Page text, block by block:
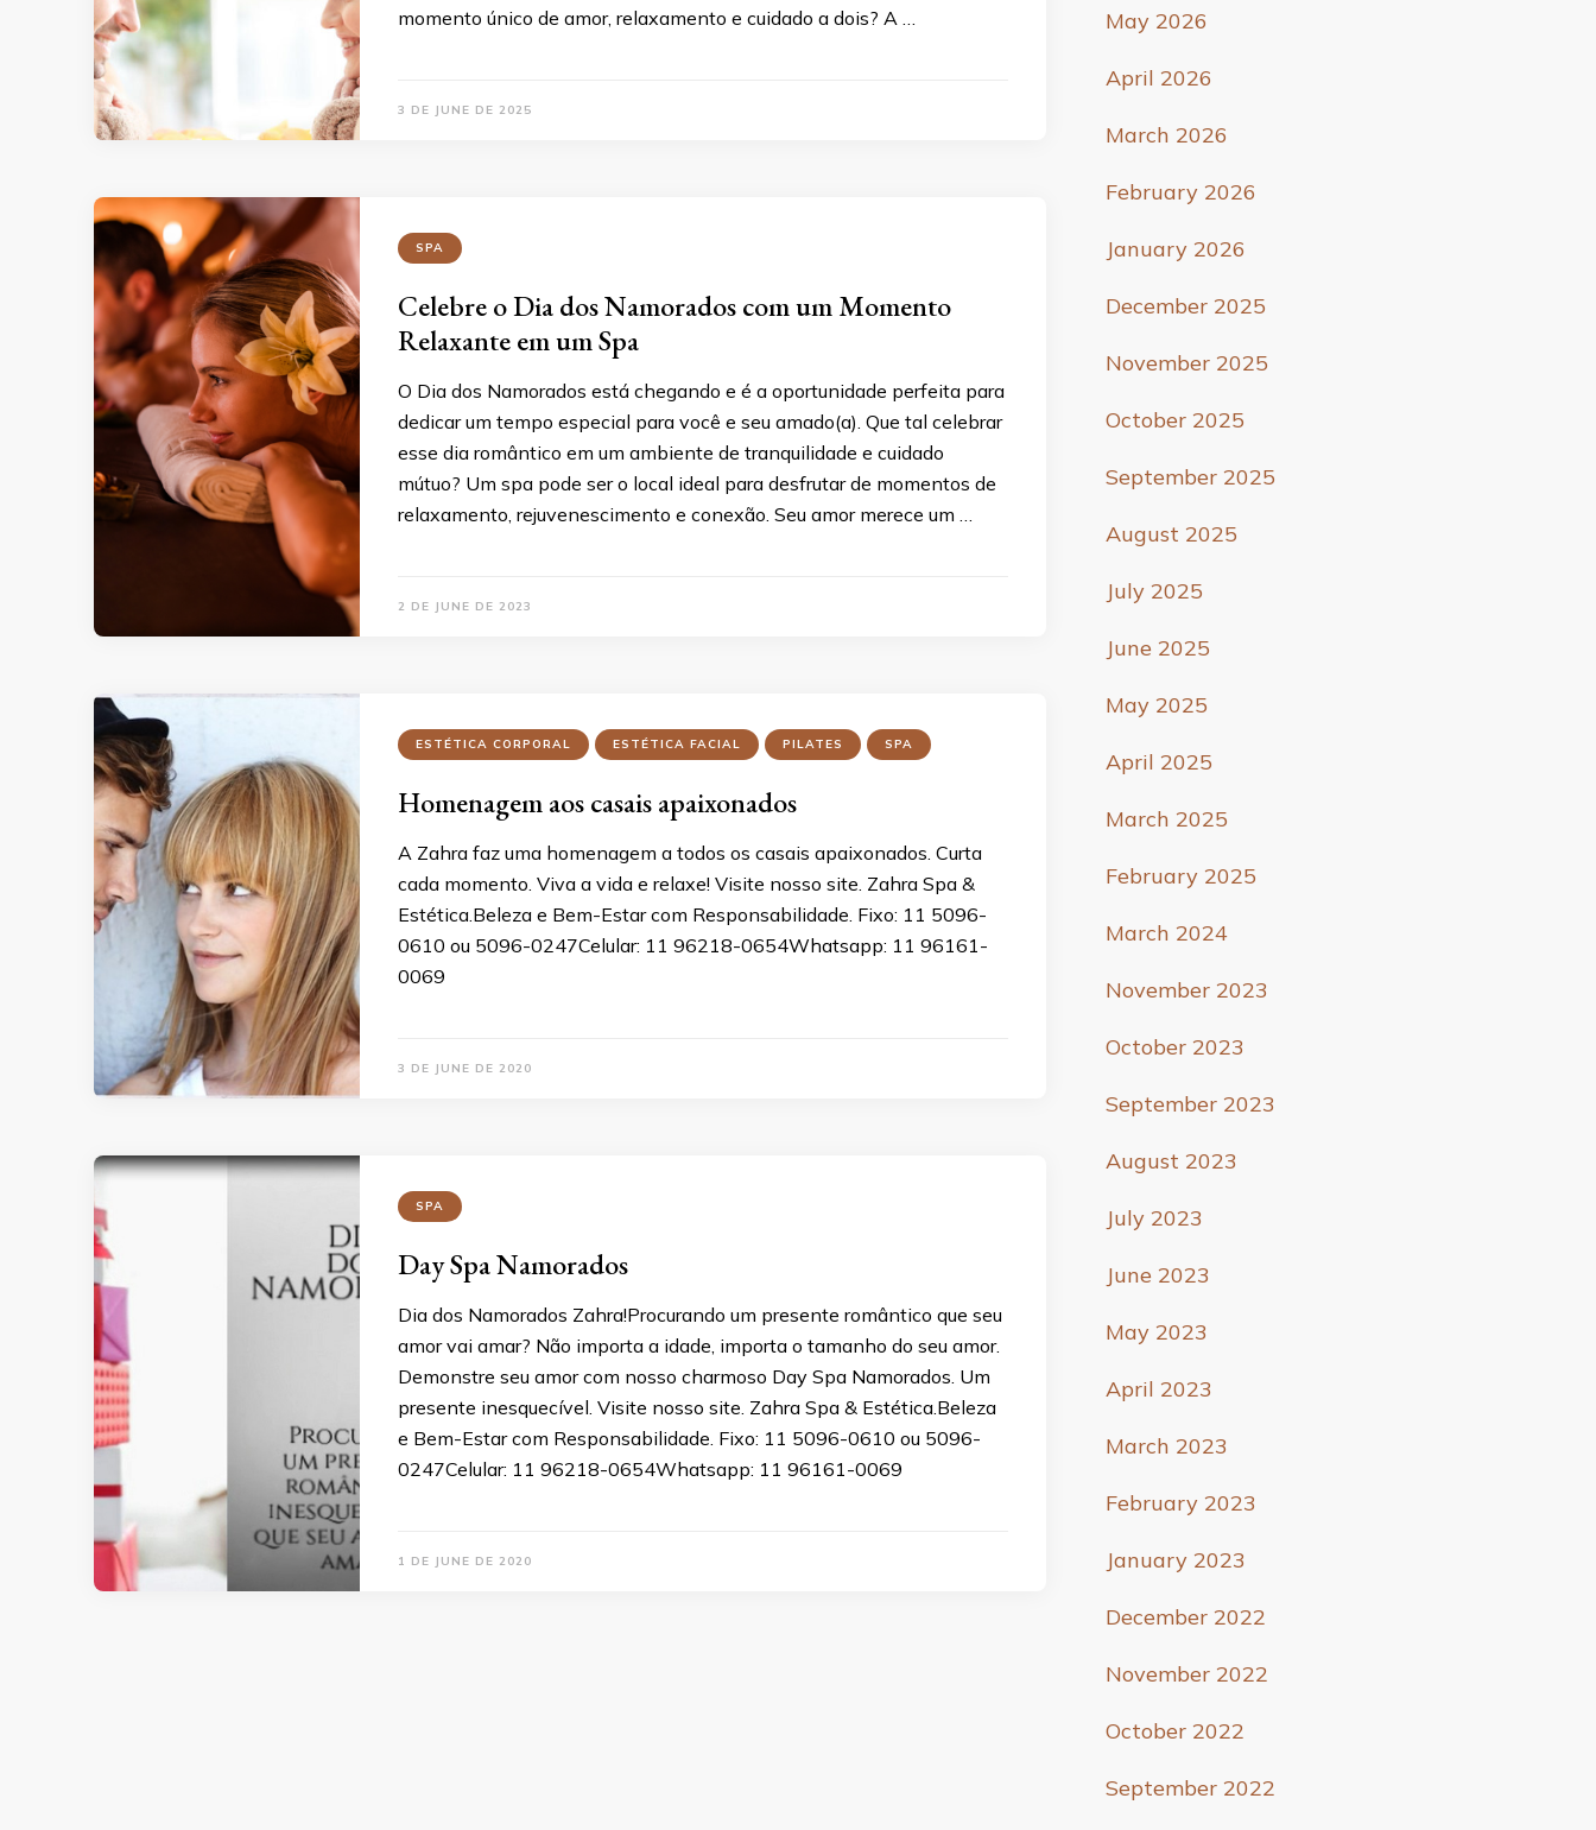
momento único de amor, relaxamento e cuidado a dois? A …
3 DE JUNE DE 2025
SPA
Celebre o Dia dos Namorados com um Momento
Relaxante em um Spa
O Dia dos Namorados está chegando e é a oportunidade perfeita para
dedicar um tempo especial para você e seu amado(a). Que tal celebrar
esse dia romântico em um ambiente de tranquilidade e cuidado
mútuo? Um spa pode ser o local ideal para desfrutar de momentos de
relaxamento, rejuvenescimento e conexão. Seu amor merece um …
2 DE JUNE DE 2023
ESTÉTICA CORPORAL ESTÉTICA FACIAL PILATES SPA
Homenagem aos casais apaixonados
A Zahra faz uma homenagem a todos os casais apaixonados. Curta
cada momento. Viva a vida e relaxe! Visite nosso site. Zahra Spa &
Estética.Beleza e Bem-Estar com Responsabilidade. Fixo: 11 5096-
0610 ou 5096-0247Celular: 11 96218-0654Whatsapp: 11 96161-
0069
3 DE JUNE DE 2020
SPA
Day Spa Namorados
Dia dos Namorados Zahra!Procurando um presente romântico que seu
amor vai amar? Não importa a idade, importa o tamanho do seu amor.
Demonstre seu amor com nosso charmoso Day Spa Namorados. Um
presente inesquecível. Visite nosso site. Zahra Spa & Estética.Beleza
e Bem-Estar com Responsabilidade. Fixo: 11 5096-0610 ou 5096-
0247Celular: 11 96218-0654Whatsapp: 11 96161-0069
1 DE JUNE DE 2020
May 2026
April 2026
March 2026
February 2026
January 2026
December 2025
November 2025
October 2025
September 2025
August 2025
July 2025
June 2025
May 2025
April 2025
March 2025
February 2025
March 2024
November 2023
October 2023
September 2023
August 2023
July 2023
June 2023
May 2023
April 2023
March 2023
February 2023
January 2023
December 2022
November 2022
October 2022
September 2022